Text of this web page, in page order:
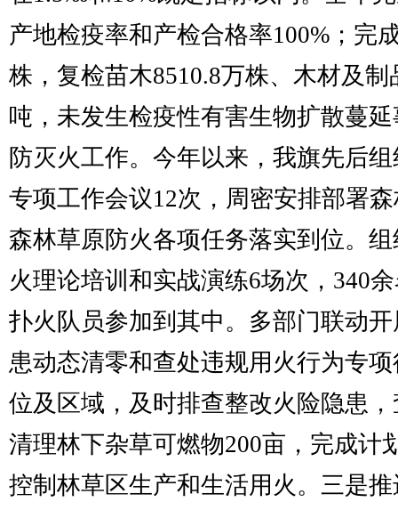
产地检疫率和产检合格率100%；完
株，复检苗木8510.8万株、木材及
吨，未发生检疫性有害生物扩散蔓
防灭火工作。今年以来，我旗先后
专项工作会议12次，周密安排部署
森林草原防火各项任务落实到位。
火理论培训和实战演练6场次，340
扑火队员参加到其中。多部门联动
患动态清零和查处违规用火行为专
位及区域，及时排查整改火险隐患
清理林下杂草可燃物200亩，完成计
控制林草区生产和生活用火。三是